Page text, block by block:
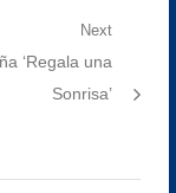
Next
‘Regala una
Sonrisa’